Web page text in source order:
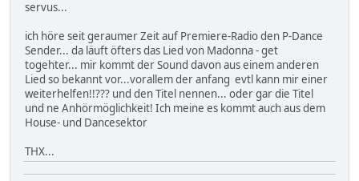
servus...
ich höre seit geraumer Zeit auf Premiere-Radio den P-Dance
Sender... da läuft öfters das Lied von Madonna - get
togehter... mir kommt der Sound davon aus einem anderen
Lied so bekannt vor...vorallem der anfang evtl kann mir einer
weiterhelfen!!??? und den Titel nennen... oder gar die Titel
und ne Anhörmöglichkeit! Ich meine es kommt auch aus dem
House- und Dancesektor
THX...